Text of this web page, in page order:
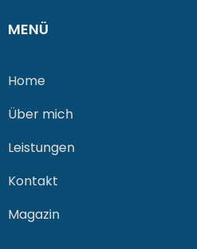
MENÜ
Home
Über mich
Leistungen
Kontakt
Magazin